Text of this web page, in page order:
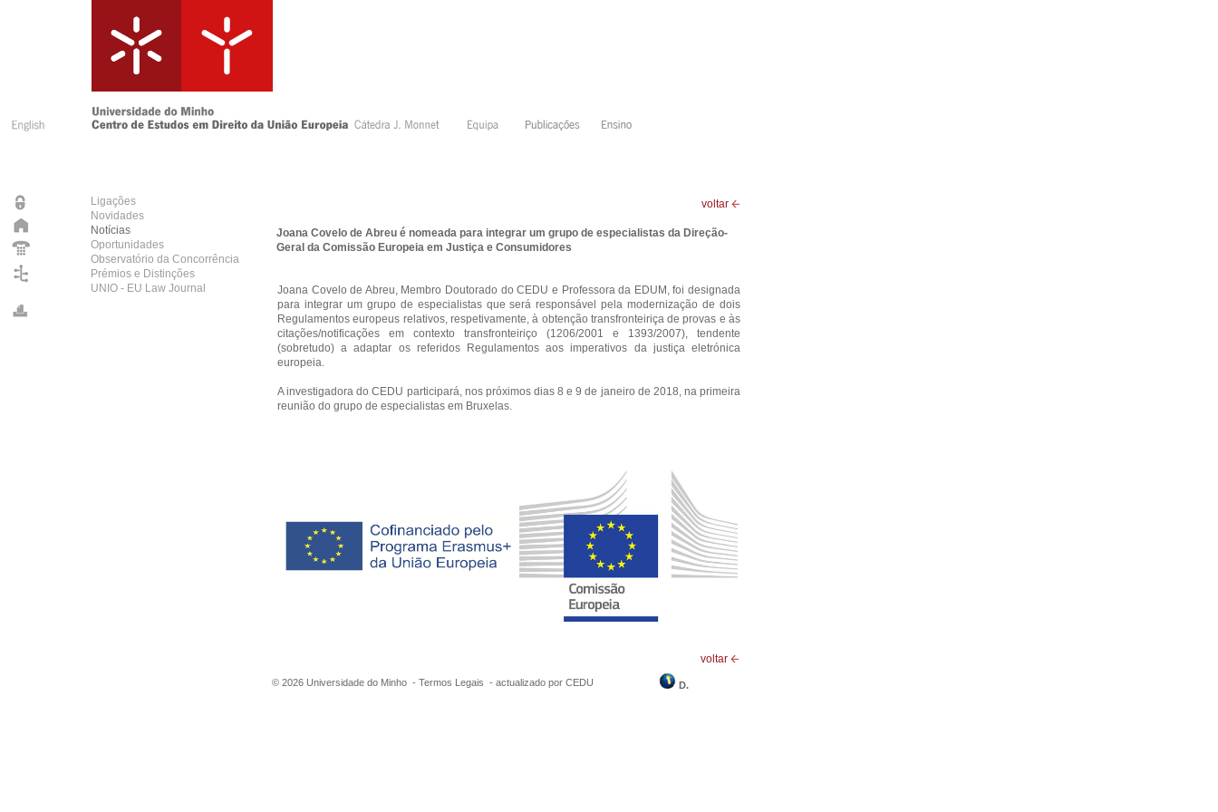
Ligações
Novidades
Notícias
Oportunidades
Observatório da Concorrência
Prémios e Distinções
UNIO - EU Law Journal
voltar
Joana Covelo de Abreu é nomeada para integrar um grupo de especialistas da Direção-
Geral da Comissão Europeia em Justiça e Consumidores
Joana Covelo de Abreu, Membro Doutorado do CEDU e Professora da EDUM, foi designada
para integrar um grupo de especialistas que será responsável pela modernização de dois
Regulamentos europeus relativos, respetivamente, à obtenção transfronteiriça de provas e às
citações/notificações em contexto transfronteiriço (1206/2001 e 1393/2007), tendente
(sobretudo) a adaptar os referidos Regulamentos aos imperativos da justiça eletrónica
europeia.
A investigadora do CEDU participará, nos próximos dias 8 e 9 de janeiro de 2018, na primeira
reunião do grupo de especialistas em Bruxelas.
voltar
© 2026 Universidade do Minho - Termos Legais - actualizado por CEDU D.